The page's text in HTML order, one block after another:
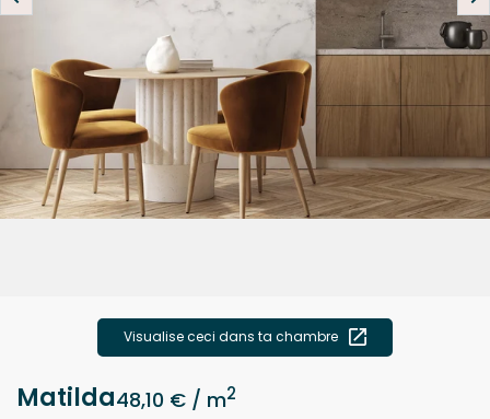
Visualise ceci dans ta chambre
Matilda48,10 € / m2